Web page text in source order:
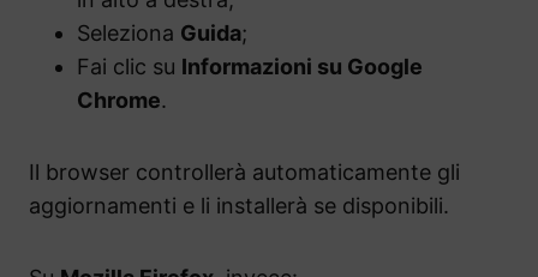
Seleziona Guida;
Fai clic su Informazioni su Google
Chrome.
Il browser controllerà automaticamente gli
aggiornamenti e li installerà se disponibili.